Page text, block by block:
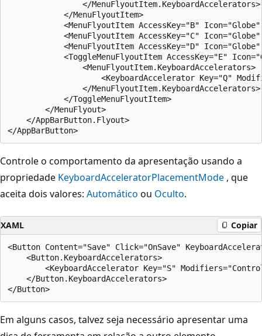
                </MenuFlyoutItem.KeyboardAccelerators>
            </MenuFlyoutItem>
<MenuFlyoutItem AccessKey="B"
<MenuFlyoutItem AccessKey="C"
<MenuFlyoutItem AccessKey="D"
<ToggleMenuFlyoutItem AccessKey="E"
                <MenuFlyoutItem.KeyboardAccelerators>
<KeyboardAccelerator Key="Q"
                </MenuFlyoutItem.KeyboardAccelerators>
            </ToggleMenuFlyoutItem>
        </MenuFlyout>
    </AppBarButton.Flyout>
Controle o comportamento da apresentação usando a
propriedade KeyboardAcceleratorPlacementMode , que
aceita dois valores: Automático ou Oculto.
XAML Copiar
<Button Content="Save" Click="OnSave"
    <Button.KeyboardAccelerators>
<KeyboardAccelerator Key="S"
    </Button.KeyboardAccelerators>
Em alguns casos, talvez seja necessário apresentar uma